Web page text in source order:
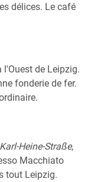
délices. Le café
l'Ouest de Leipzig.
fonderie de fer.
Karl-Heine-Straße,
Macchiato
tout Leipzig.